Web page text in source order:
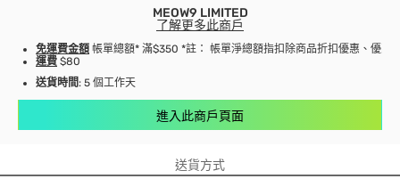
MEOW9 LIMITED
了解更多此商戶
免運費金額 帳單總額* 滿$350 *註： 帳單淨總額指扣除商品折扣優惠、優惠
運費 $80
送貨時間: 5 個工作天
進入此商戶頁面
送貨方式